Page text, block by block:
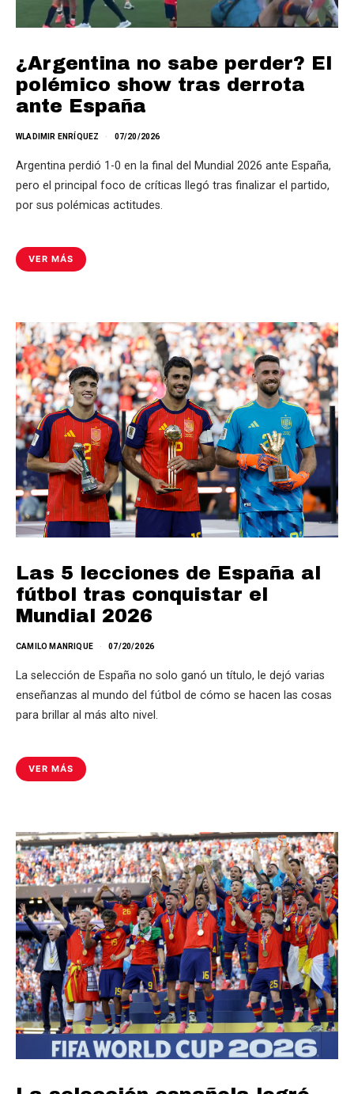
¿Argentina no sabe perder? El
polémico show tras derrota
ante España
WLADIMIR ENRÍQUEZ 07/20/2026
Argentina perdió 1-0 en la final del Mundial 2026 ante España,
pero el principal foco de críticas llegó tras finalizar el partido,
por sus polémicas actitudes.
VER MÁS
Las 5 lecciones de España al
fútbol tras conquistar el
Mundial 2026
CAMILO MANRIQUE 07/20/2026
La selección de España no solo ganó un título, le dejó varias
enseñanzas al mundo del fútbol de cómo se hacen las cosas
para brillar al más alto nivel.
VER MÁS